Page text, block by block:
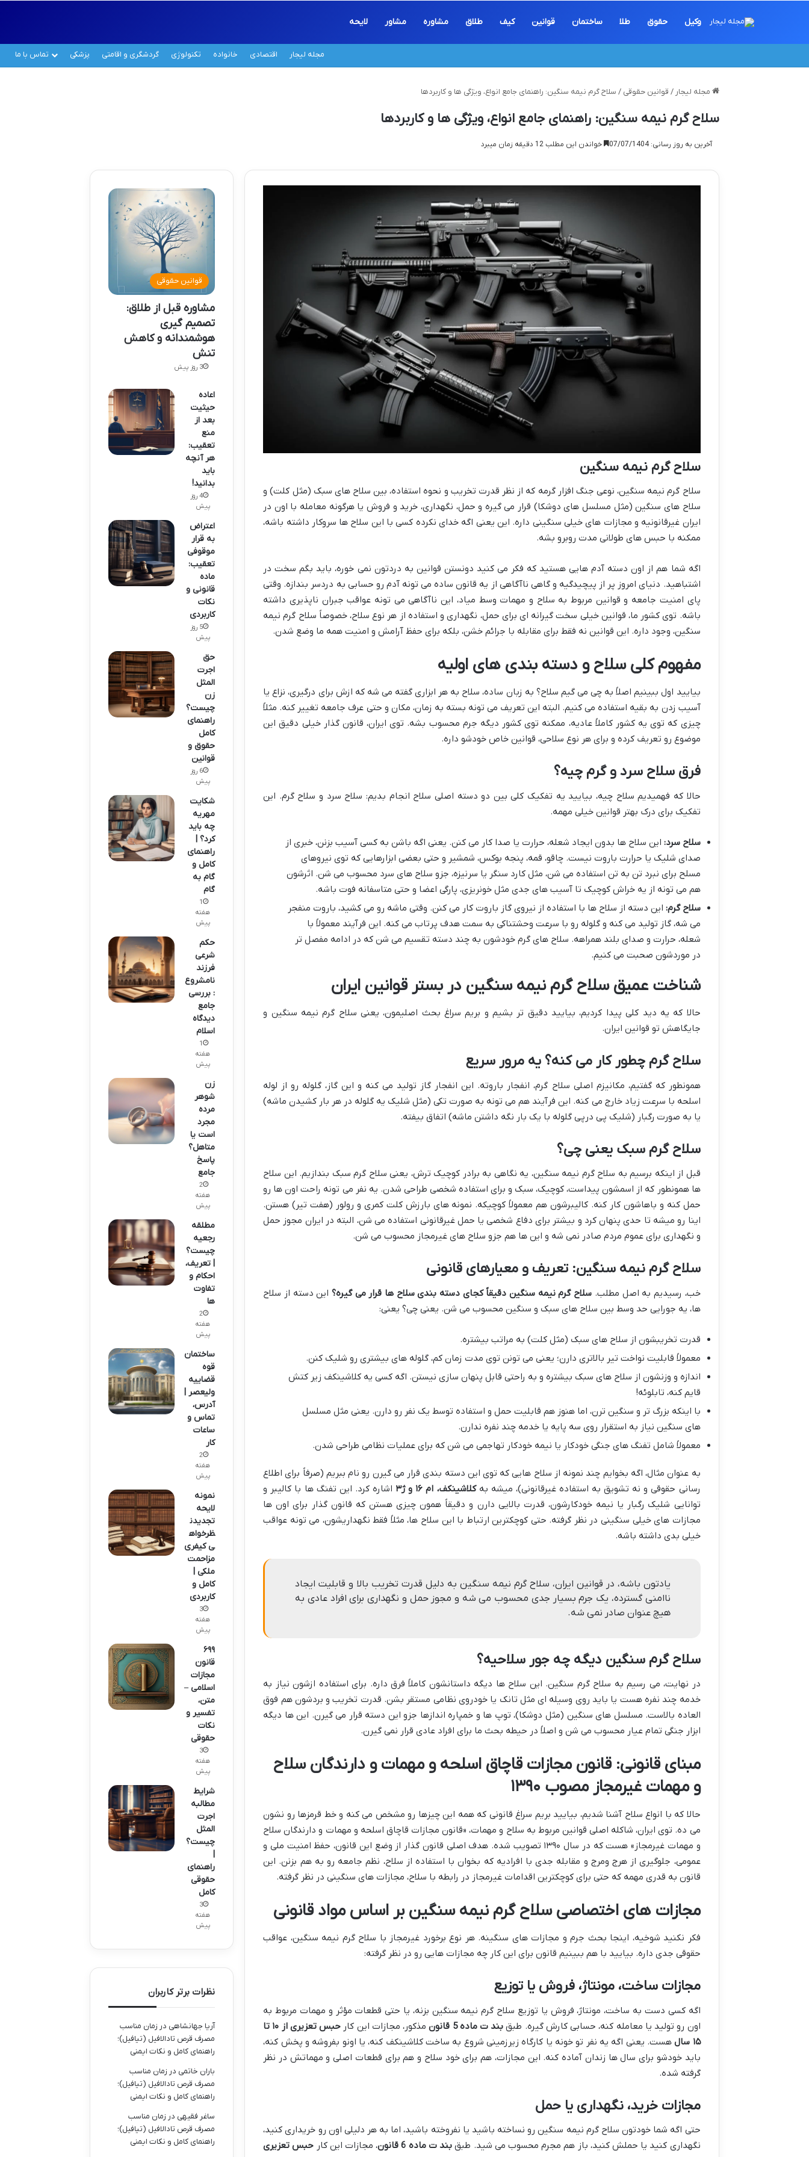
وکیل حقوق طلا ساختمان قوانین کیف طلاق مشاوره مشاور لایحه
مجله لیجار اقتصادی خانواده تکنولوژی گردشگری و اقامتی پزشکی تماس با ما
مجله لیجار / قوانین حقوقی / سلاح گرم نیمه سنگین: راهنمای جامع انواع، ویژگی ها و کاربردها
سلاح گرم نیمه سنگین: راهنمای جامع انواع، ویژگی ها و کاربردها
آخرین به روز رسانی: 07/07/1404 خواندن این مطلب 12 دقیقه زمان میبرد
سلاح گرم نیمه سنگین
سلاح گرم نیمه سنگین، نوعی جنگ افزار گرمه که از نظر قدرت تخریب و نحوه استفاده، بین سلاح های سبک (مثل کلت) و
سلاح های سنگین (مثل مسلسل های دوشکا) قرار می گیره و حمل، نگهداری، خرید و فروش یا هرگونه معامله با اون در
ایران غیرقانونیه و مجازات های خیلی سنگینی داره. این یعنی اگه خدای نکرده کسی با این سلاح ها سروکار داشته باشه،
ممکنه با حبس های طولانی مدت روبرو بشه.
اگه شما هم از اون دسته آدم هایی هستید که فکر می کنید دونستن قوانین به دردتون نمی خوره، باید بگم سخت در
اشتباهید. دنیای امروز پر از پیچیدگیه و گاهی ناآگاهی از یه قانون ساده می تونه آدم رو حسابی به دردسر بندازه. وقتی
پای امنیت جامعه و قوانین مربوط به سلاح و مهمات وسط میاد، این ناآگاهی می تونه عواقب جبران ناپذیری داشته
باشه. توی کشور ما، قوانین خیلی سخت گیرانه ای برای حمل، نگهداری و استفاده از هر نوع سلاح، خصوصاً سلاح گرم نیمه
سنگین، وجود داره. این قوانین نه فقط برای مقابله با جرائم خشن، بلکه برای حفظ آرامش و امنیت همه ما وضع شدن.
مفهوم کلی سلاح و دسته بندی های اولیه
بیایید اول ببینیم اصلاً به چی می گیم سلاح؟ به زبان ساده، سلاح به هر ابزاری گفته می شه که ازش برای درگیری، نزاع یا
آسیب زدن به بقیه استفاده می کنیم. البته این تعریف می تونه بسته به زمان، مکان و حتی عرف جامعه تغییر کنه. مثلاً
چیزی که توی یه کشور کاملاً عادیه، ممکنه توی کشور دیگه جرم محسوب بشه. توی ایران، قانون گذار خیلی دقیق این
موضوع رو تعریف کرده و برای هر نوع سلاحی، قوانین خاص خودشو داره.
فرق سلاح سرد و گرم چیه؟
حالا که فهمیدیم سلاح چیه، بیایید یه تفکیک کلی بین دو دسته اصلی سلاح انجام بدیم: سلاح سرد و سلاح گرم. این
تفکیک برای درک بهتر قوانین خیلی مهمه.
سلاح سرد: این سلاح ها بدون ایجاد شعله، حرارت یا صدا کار می کنن. یعنی اگه باشن به کسی آسیب بزنن، خبری از
صدای شلیک یا حرارت باروت نیست. چاقو، قمه، پنجه بوکس، شمشیر و حتی بعضی ابزارهایی که توی نیروهای
مسلح برای نبرد تن به تن استفاده می شن، مثل کارد سنگر یا سرنیزه، جزو سلاح های سرد محسوب می شن. اثرشون
هم می تونه از یه خراش کوچیک تا آسیب های جدی مثل خونریزی، پارگی اعضا و حتی متاسفانه فوت باشه.
سلاح گرم: این دسته از سلاح ها با استفاده از نیروی گاز باروت کار می کنن. وقتی ماشه رو می کشید، باروت منفجر
می شه، گاز تولید می کنه و گلوله رو با سرعت وحشتناکی به سمت هدف پرتاب می کنه. این فرآیند معمولاً با
شعله، حرارت و صدای بلند همراهه. سلاح های گرم خودشون به چند دسته تقسیم می شن که در ادامه مفصل تر
در موردشون صحبت می کنیم.
شناخت عمیق سلاح گرم نیمه سنگین در بستر قوانین ایران
حالا که یه دید کلی پیدا کردیم، بیایید دقیق تر بشیم و بریم سراغ بحث اصلیمون، یعنی سلاح گرم نیمه سنگین و
جایگاهش تو قوانین ایران.
سلاح گرم چطور کار می کنه؟ یه مرور سریع
همونطور که گفتیم، مکانیزم اصلی سلاح گرم، انفجار باروته. این انفجار گاز تولید می کنه و این گاز، گلوله رو از لوله
اسلحه با سرعت زیاد خارج می کنه. این فرآیند هم می تونه به صورت تکی (مثل شلیک یه گلوله در هر بار کشیدن ماشه)
یا به صورت رگبار (شلیک پی درپی گلوله با یک بار نگه داشتن ماشه) اتفاق بیفته.
سلاح گرم سبک یعنی چی؟
قبل از اینکه برسیم به سلاح گرم نیمه سنگین، یه نگاهی به برادر کوچیک ترش، یعنی سلاح گرم سبک بندازیم. این سلاح
ها همونطور که از اسمشون پیداست، کوچیک، سبک و برای استفاده شخصی طراحی شدن. یه نفر می تونه راحت اون ها رو
حمل کنه و باهاشون کار کنه. کالیبرشون هم معمولاً کوچیکه. نمونه های بارزش کلت کمری و رولور (هفت تیر) هستن.
اینا رو میشه تا حدی پنهان کرد و بیشتر برای دفاع شخصی یا حمل غیرقانونی استفاده می شن، البته در ایران مجوز حمل
و نگهداری برای عموم مردم صادر نمی شه و این ها هم جزو سلاح های غیرمجاز محسوب می شن.
سلاح گرم نیمه سنگین: تعریف و معیارهای قانونی
خب، رسیدیم به اصل مطلب. سلاح گرم نیمه سنگین دقیقاً کجای دسته بندی سلاح ها قرار می گیره؟ این دسته از سلاح
ها، یه جورایی حد وسط بین سلاح های سبک و سنگین محسوب می شن. یعنی چی؟ یعنی:
قدرت تخریبشون از سلاح های سبک (مثل کلت) به مراتب بیشتره.
معمولاً قابلیت نواخت تیر بالاتری دارن؛ یعنی می تونن توی مدت زمان کم، گلوله های بیشتری رو شلیک کنن.
اندازه و وزنشون از سلاح های سبک بیشتره و به راحتی قابل پنهان سازی نیستن. اگه کسی یه کلاشینکف زیر کتش
قایم کنه، تابلوئه!
با اینکه بزرگ تر و سنگین ترن، اما هنوز هم قابلیت حمل و استفاده توسط یک نفر رو دارن. یعنی مثل مسلسل
های سنگین نیاز به استقرار روی سه پایه یا خدمه چند نفره ندارن.
معمولاً شامل تفنگ های جنگی خودکار یا نیمه خودکار تهاجمی می شن که برای عملیات نظامی طراحی شدن.
به عنوان مثال، اگه بخوایم چند نمونه از سلاح هایی که توی این دسته بندی قرار می گیرن رو نام ببریم (صرفاً برای اطلاع
رسانی حقوقی و نه تشویق به استفاده غیرقانونی)، میشه بهکلاشینکف، ام ۱۶ و ژ۳
اشاره کرد. این تفنگ ها با کالیبر و
توانایی شلیک رگبار یا نیمه خودکارشون، قدرت بالایی دارن و دقیقاً همون چیزی هستن که قانون گذار برای اون ها
مجازات های خیلی سنگینی در نظر گرفته. حتی کوچکترین ارتباط با این سلاح ها، مثلاً فقط نگهداریشون، می تونه عواقب
خیلی بدی داشته باشه.
یادتون باشه، در قوانین ایران، سلاح گرم نیمه سنگین به دلیل قدرت تخریب بالا و قابلیت ایجاد
ناامنی گسترده، یک جرم بسیار جدی محسوب می شه و مجوز حمل و نگهداری برای افراد عادی به
هیچ عنوان صادر نمی شه.
سلاح گرم سنگین دیگه چه جور سلاحیه؟
در نهایت، می رسیم به سلاح گرم سنگین. این سلاح ها دیگه داستانشون کاملاً فرق داره. برای استفاده ازشون نیاز به
خدمه چند نفره هست یا باید روی وسیله ای مثل تانک یا خودروی نظامی مستقر بشن. قدرت تخریب و بردشون هم فوق
العاده بالاست. مسلسل های سنگین (مثل دوشکا)، توپ ها و خمپاره اندازها جزو این دسته قرار می گیرن. این ها دیگه
ابزار جنگی تمام عیار محسوب می شن و اصلاً در حیطه بحث ما برای افراد عادی قرار نمی گیرن.
مبنای قانونی: قانون مجازات قاچاق اسلحه و مهمات و دارندگان سلاح
و مهمات غیرمجاز مصوب ۱۳۹۰
حالا که با انواع سلاح آشنا شدیم، بیایید بریم سراغ قانونی که همه این چیزها رو مشخص می کنه و خط قرمزها رو نشون
می ده. توی ایران، شاکله اصلی قوانین مربوط به سلاح و مهمات، «قانون مجازات قاچاق اسلحه و مهمات و دارندگان سلاح
و مهمات غیرمجاز» هست که در سال ۱۳۹۰ تصویب شده. هدف اصلی قانون گذار از وضع این قانون، حفظ امنیت ملی و
عمومی، جلوگیری از هرج ومرج و مقابله جدی با افرادیه که بخوان با استفاده از سلاح، نظم جامعه رو به هم بزنن. این
قانون به قدری مهمه که حتی برای کوچکترین اقدامات غیرمجاز در رابطه با سلاح، مجازات های سنگینی در نظر گرفته.
مجازات های اختصاصی سلاح گرم نیمه سنگین بر اساس مواد قانونی
فکر نکنید شوخیه، اینجا بحث جرم و مجازات های سنگینه. هر نوع برخورد غیرمجاز با سلاح گرم نیمه سنگین، عواقب
حقوقی جدی داره. بیایید با هم ببینیم قانون برای این کار چه مجازات هایی رو در نظر گرفته:
مجازات ساخت، مونتاژ، فروش یا توزیع
اگه کسی دست به ساخت، مونتاژ، فروش یا توزیع سلاح گرم نیمه سنگین بزنه، یا حتی قطعات مؤثر و مهمات مربوط به
اون رو تولید یا معامله کنه، حسابی کارش گیره. طبق بند ت ماده 5 قانون مذکور، مجازات این کار
حبس تعزیری از ۱۰ تا
۱۵ سال
هست. یعنی اگه یه نفر تو خونه یا کارگاه زیرزمینی شروع به ساخت کلاشینکف کنه، یا اونو بفروشه و پخش کنه،
باید خودشو برای سال ها زندان آماده کنه. این مجازات، هم برای خود سلاح و هم برای قطعات اصلی و مهماتش در نظر
گرفته شده.
مجازات خرید، نگهداری یا حمل
حتی اگه شما خودتون سلاح گرم نیمه سنگین رو نساخته باشید یا نفروخته باشید، اما به هر دلیلی اون رو خریداری کنید،
نگهداری کنید یا حملش کنید، باز هم مجرم محسوب می شید. طبق بند ت ماده 6 قانون ، مجازات این کار حبس تعزیری
قوانین حقوقی
مشاوره قبل از طلاق:
تصمیم گیری
هوشمندانه و کاهش
تنش
3 روز پیش
اعاده
حیثیت
بعد از
منع
تعقیب:
هر آنچه
باید
بدانید!
4 روز
پیش
اعتراض
به قرار
موقوفی
تعقیب:
ماده
قانونی و
نکات
کاربردی
5 روز
پیش
حق
اجرت
المثل
زن
چیست؟
راهنمای
کامل
حقوق و
قوانین
6 روز
پیش
شکایت
مهریه
چه باید
کرد؟ |
راهنمای
کامل و
گام به
گام
1
هفته
پیش
حکم
شرعی
فرزند
نامشروع
: بررسی
جامع
دیدگاه
اسلام
1
هفته
پیش
زن
شوهر
مرده
مجرد
است یا
متاهل؟
پاسخ
جامع
2
هفته
پیش
مطلقه
رجعیه
چیست؟
| تعریف،
احکام و
تفاوت
ها
2
هفته
پیش
ساختمان
قوه
قضاییه
ولیعصر |
آدرس،
تماس و
ساعات
کار
2
هفته
پیش
نمونه
لایحه
تجدیدن
ظرخواه
ی کیفری
مزاحمت
ملکی |
کامل و
کاربردی
3
هفته
پیش
۶۹۹
قانون
مجازات
اسلامی –
متن،
تفسیر و
نکات
حقوقی
3
هفته
پیش
شرایط
مطالبه
اجرت
المثل
چیست؟
راهنمای
حقوقی
کامل
3
هفته
پیش
نظرات برتر کاربران
آریا جهانشاهی در زمان مناسب
مصرف قرص تادالافیل (تیافیل)؛
راهنمای کامل و نکات ایمنی
باران خاتمی در زمان مناسب
مصرف قرص تادالافیل (تیافیل)؛
راهنمای کامل و نکات ایمنی
ساغر فقیهی در زمان مناسب
مصرف قرص تادالافیل (تیافیل)؛
راهنمای کامل و نکات ایمنی